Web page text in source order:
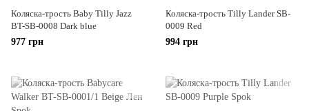
Коляска-трость Baby Tilly Jazz
BT-SB-0008 Dark blue
977 грн
Коляска-трость Tilly Lander SB-
0009 Red
994 грн